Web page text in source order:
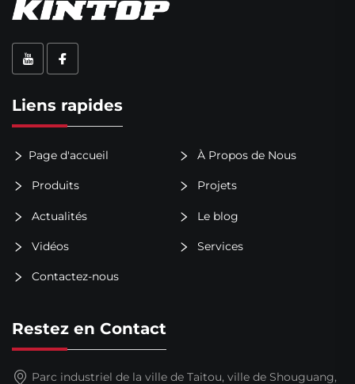
Liens rapides
Page d'accueil À Propos de Nous
Produits Projets
Actualités Le blog
Vidéos Services
Contactez-nous
Restez en Contact
Parc industriel de la ville de Taitou, ville de Shouguang,